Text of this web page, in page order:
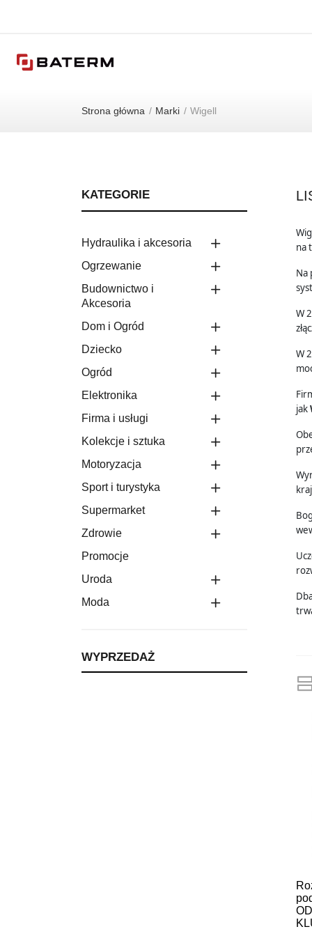
Strona główna Marki Wigell
KATEGORIE
Hydraulika i akcesoria
Ogrzewanie
Budownictwo i
Akcesoria
Dom i Ogród
Dziecko
Ogród
Elektronika
Firma i usługi
Kolekcje i sztuka
Motoryzacja
Sport i turystyka
Supermarket
Zdrowie
Promocje
Uroda
Moda
WYPRZEDAŻ
na
Na
W
W
jak